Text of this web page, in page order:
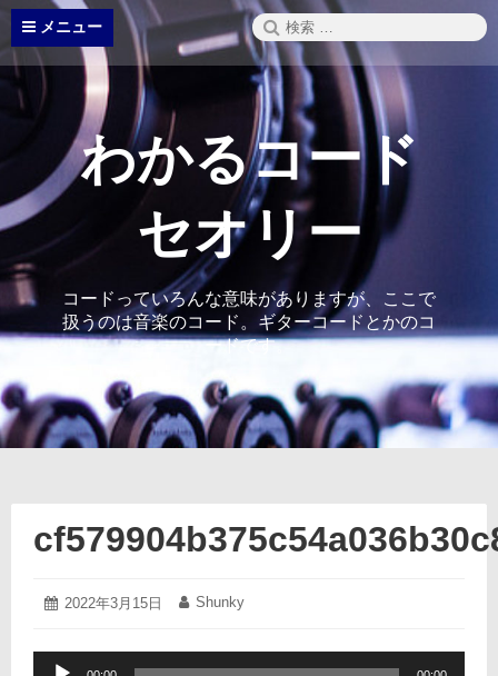
コ
テ
ン
ッ
プ
メニュー
検
索:
わかるコード
セオリー
コードっていろんな意味がありますが、ここで
扱うのは音楽のコード。ギターコードとかのコ
ードです。
投
2022年3月15日
2022
月
投
Shunky